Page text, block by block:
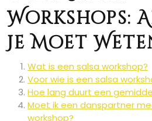
Workshops:
Je Moet
Wat is een salsa workshop?
Voor wie is een salsa
Hoe lang duurt een
Moet ik een danspartner
workshop?